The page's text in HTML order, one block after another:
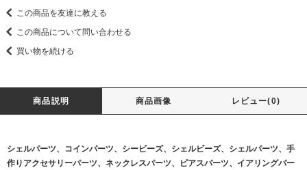
この商品を友達に教える
この商品について問い合わせる
買い物を続ける
商品説明 商品画像 レビュー(0)
シェルパーツ、コインパーツ、シービーズ、シェルビーズ、シェルパーツ、手
作りアクセサリーパーツ、ネックレスパーツ、ピアスパーツ、イアリングパー